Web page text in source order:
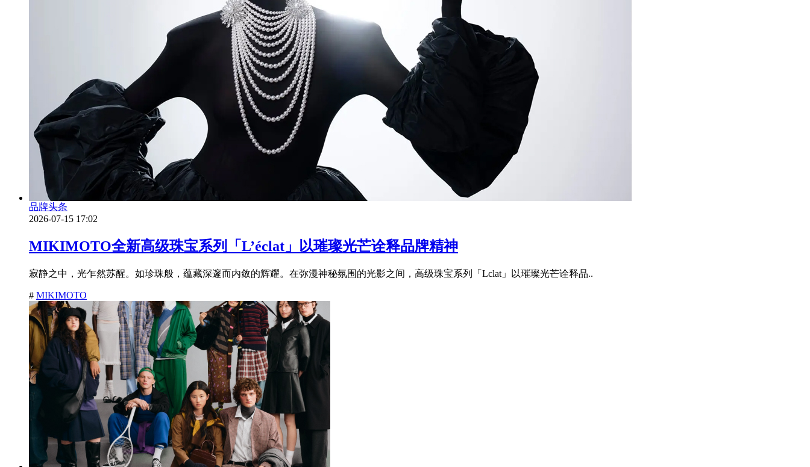
品牌头条
2026-07-15 17:02
MIKIMOTO全新高级珠宝系列「L’éclat」以璀璨光芒诠释品牌精神
寂静之中，光乍然苏醒。如珍珠般，蕴藏深邃而内敛的辉耀。在弥漫神秘氛围的光影之间，高级珠宝系列「Lclat」以璀璨光芒诠释品..
# MIKIMOTO